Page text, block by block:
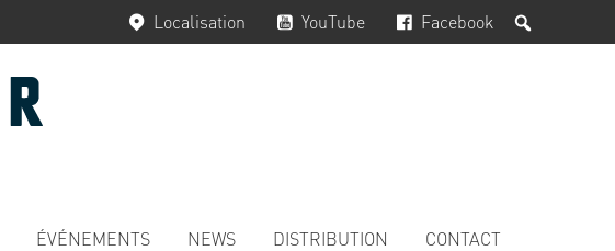
Facebook
YouTube
Localisation
ÉVÉNEMENTS NEWS DISTRIBUTION CONTACT